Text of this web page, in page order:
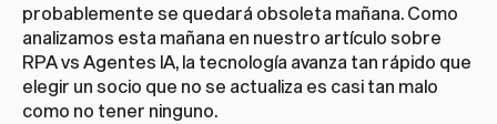
probablemente se quedará obsoleta mañana. Como
RPA vs Agentes IA, la tecnología avanza tan rápido que
elegir un socio que no se actualiza es casi tan malo
como no tener ninguno.